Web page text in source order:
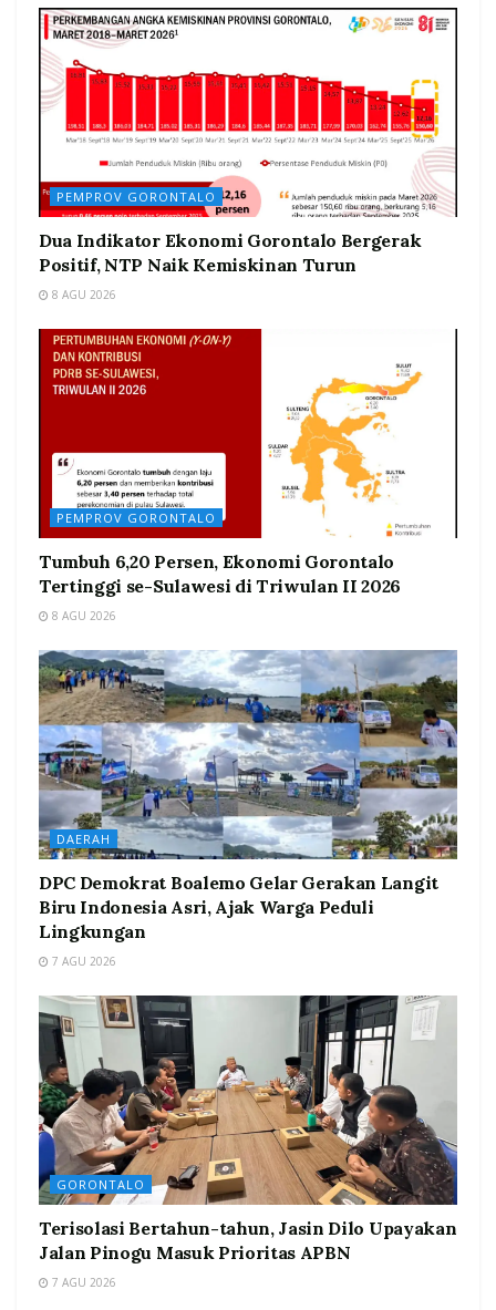
PEMPROV GORONTALO
Dua Indikator Ekonomi Gorontalo Bergerak
Positif, NTP Naik Kemiskinan Turun
8 AGU 2026
PEMPROV GORONTALO
Tumbuh 6,20 Persen, Ekonomi Gorontalo
Tertinggi se-Sulawesi di Triwulan II 2026
8 AGU 2026
DAERAH
DPC Demokrat Boalemo Gelar Gerakan Langit
Biru Indonesia Asri, Ajak Warga Peduli
Lingkungan
7 AGU 2026
GORONTALO
Terisolasi Bertahun-tahun, Jasin Dilo Upayakan
Jalan Pinogu Masuk Prioritas APBN
7 AGU 2026